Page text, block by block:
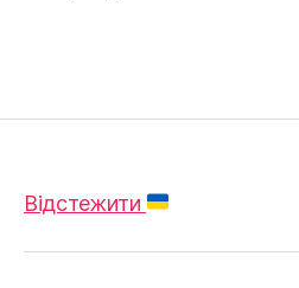
Відстежити